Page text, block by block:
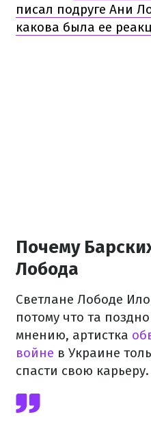
писал подруге Ани
какова была ее
Почему
Лобода
Светлане Лободе
потому что та
мнению, артистка
войне в Украине
спасти свою карьеру.